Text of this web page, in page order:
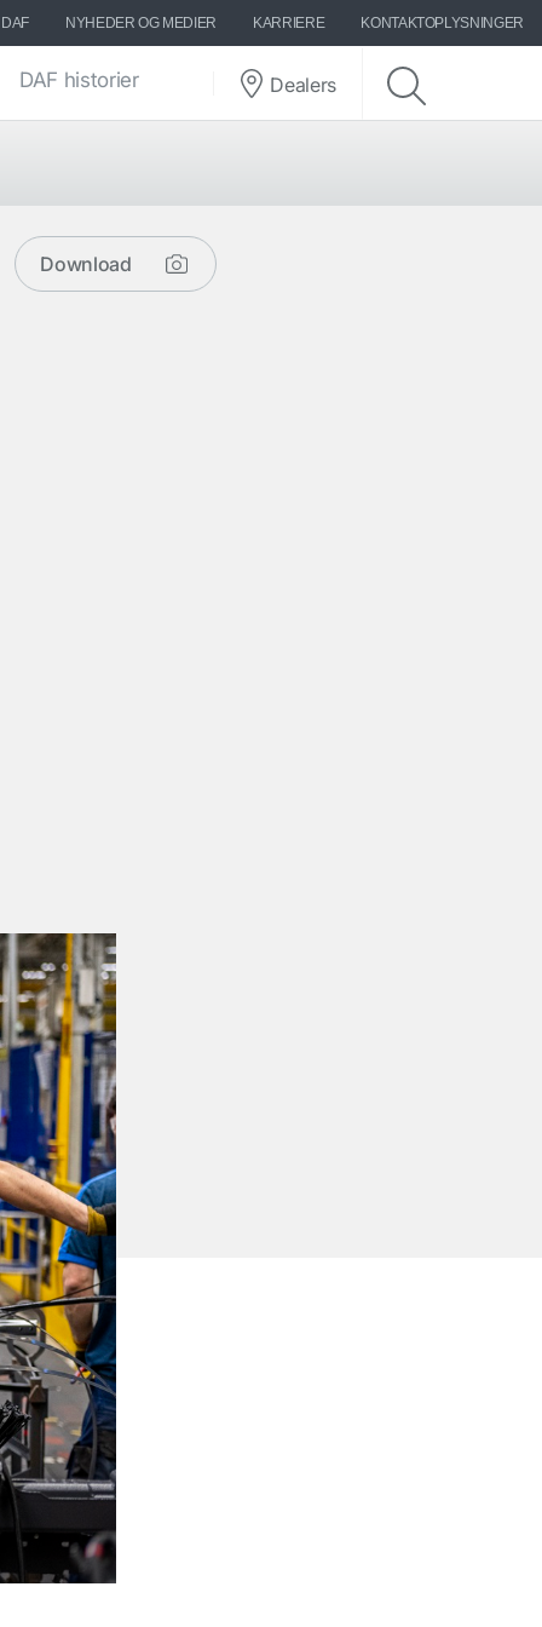
NYHEDER OG MEDIER KARRIERE KONTAKTOPLYSNINGER
DAF historier Dealers
Download